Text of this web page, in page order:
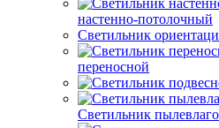
настенно-потолочный
Светильник
переносной
Светильник